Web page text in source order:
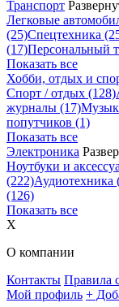
Транспорт
Легковые
(25)Спецтехника
(17)Персональный
Показать все
Хобби, отдых и
Спорт / отдых (128)
журналы (17)
попутчиков (1)
Показать все
Электроника
Ноутбуки и
(222)Аудиотехника
(126)
Показать все
X
О компании
Контакты Правила
Мой профиль +